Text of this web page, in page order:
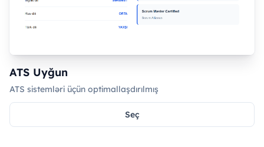
ATS Uyğun
ATS sistemləri üçün optimallaşdırılmış
Seç